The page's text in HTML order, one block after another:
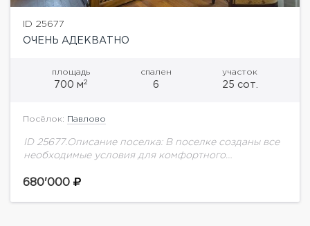
ID 25677
ОЧЕНЬ АДЕКВАТНО
площадь
700 м2
спален
6
участок
25 сот.
Посёлок: Павлово
ID 25677.Описание поселка: В поселке созданы все
необходимые условия для комфортного
удобная транспортная доступность – одно из его
680'000